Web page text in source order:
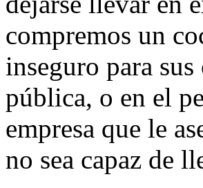
compremos un
inseguro para
pública, o en el
empresa que le
no sea capaz de